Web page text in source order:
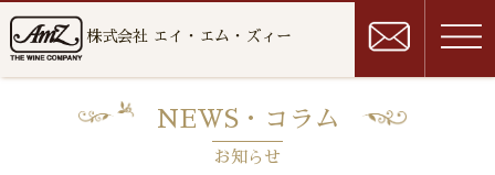
株式会社 エイ・エム・ズィー
NEWS・コラム
お知らせ